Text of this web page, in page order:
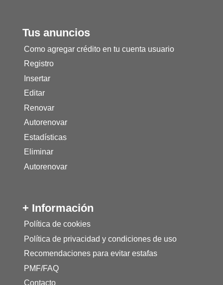
Tus anuncios
Como agregar crédito en tu cuenta usuario
Registro
Insertar
Editar
Renovar
Autorenovar
Estadísticas
Eliminar
Autorenovar
+ Información
Política de cookies
Política de privacidad y condiciones de uso
Recomendaciones para evitar estafas
PMF/FAQ
Contacto